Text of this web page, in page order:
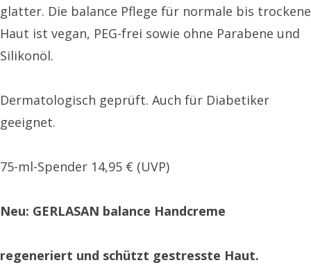
glatter. Die balance Pflege für normale bis trockene
Haut ist vegan, PEG-frei sowie ohne Parabene und
Silikonöl.
Dermatologisch geprüft. Auch für Diabetiker
geeignet.
75-ml-Spender 14,95 € (UVP)
Neu: GERLASAN balance Handcreme
regeneriert und schützt gestresste Haut.